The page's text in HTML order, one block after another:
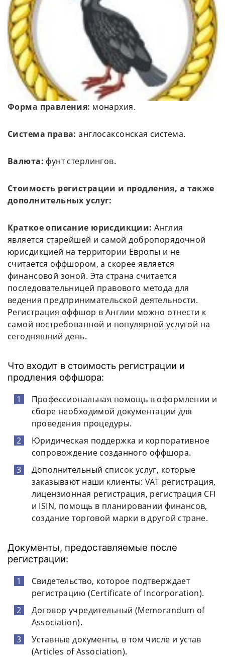
Форма правления: монархия.
Система права: англосаксонская система.
Валюта: фунт стерлингов.
Стоимость регистрации и продления, а также
дополнительных услуг:
Краткое описание юрисдикции: Англия
является старейшей и самой добропорядочной
юрисдикцией на территории Европы и не
считается оффшором, а скорее является
финансовой зоной. Эта страна считается
последовательницей правового метода для
ведения предпринимательской деятельности.
Регистрация оффшор в Англии можно отнести к
самой востребованной и популярной услугой на
сегодняшний день.
Что входит в стоимость регистрации и
продления оффшора:
Профессиональная помощь в оформлении и
сборе необходимой документации для
проведения процедуры.
Юридическая поддержка и корпоративное
сопровождение созданного оффшора.
Дополнительный список услуг, которые
заказывают наши клиенты: VAT регистрация,
лицензионная регистрация, регистрация CFI
и ISIN, помощь в планировании финансов,
создание торговой марки в другой стране.
Документы, предоставляемые после
регистрации:
Свидетельство, которое подтверждает
регистрацию (Certificate of Incorporation).
Договор учредительный (Memorandum of
Association).
Уставные документы, в том числе и устав
(Articles of Association).